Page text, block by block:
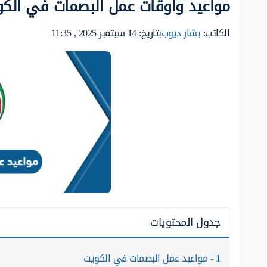
مواعيد وأوقات عمل البصمات في
الكاتب:بشار ديوببتاريخ: 14 سبتمبر 2025 , 11:35
جدول المحتويات
1 مواعيد عمل البصمات في الكويت